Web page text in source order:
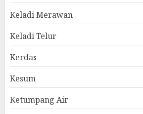
Keladi Merawan
Keladi Telur
Kerdas
Kesum
Ketumpang Air